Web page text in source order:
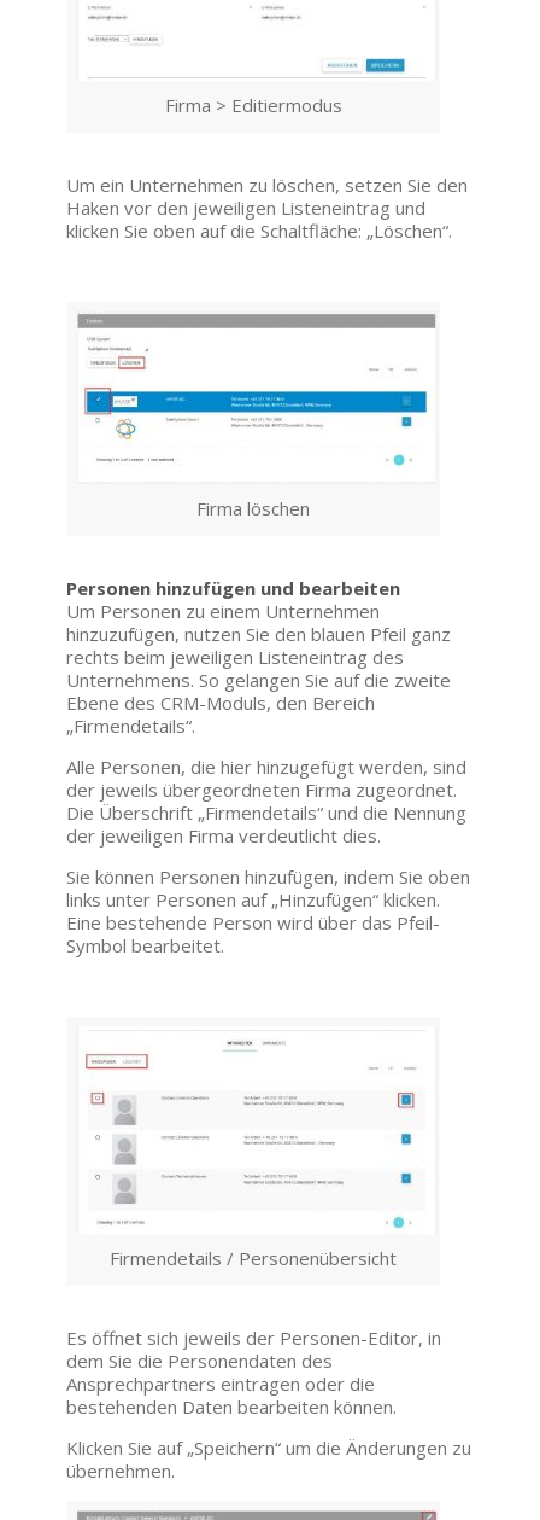
Firma > Editiermodus
Um ein Unternehmen zu löschen, setzen Sie den
Haken vor den jeweiligen Listeneintrag und
klicken Sie oben auf die Schaltfläche: „Löschen“.
Firma löschen
Personen hinzufügen und bearbeiten
Um Personen zu einem Unternehmen
hinzuzufügen, nutzen Sie den blauen Pfeil ganz
rechts beim jeweiligen Listeneintrag des
Unternehmens. So gelangen Sie auf die zweite
Ebene des CRM-Moduls, den Bereich
„Firmendetails“.
Alle Personen, die hier hinzugefügt werden, sind
der jeweils übergeordneten Firma zugeordnet.
Die Überschrift „Firmendetails“ und die Nennung
der jeweiligen Firma verdeutlicht dies.
Sie können Personen hinzufügen, indem Sie oben
links unter Personen auf „Hinzufügen“ klicken.
Eine bestehende Person wird über das Pfeil-
Symbol bearbeitet.
Firmendetails / Personenübersicht
Es öffnet sich jeweils der Personen-Editor, in
dem Sie die Personendaten des
Ansprechpartners eintragen oder die
bestehenden Daten bearbeiten können.
Klicken Sie auf „Speichern“ um die Änderungen zu
übernehmen.